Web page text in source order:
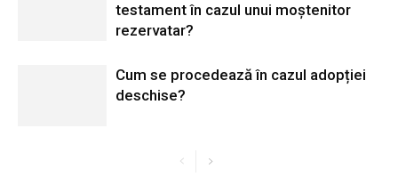
testament în cazul unui moștenitor
rezervatar?
Cum se procedează în cazul adopției
deschise?